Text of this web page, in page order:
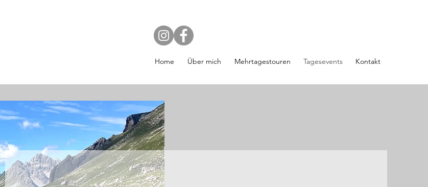
Home Über mich Mehrtagestouren Tagesevents Kontakt